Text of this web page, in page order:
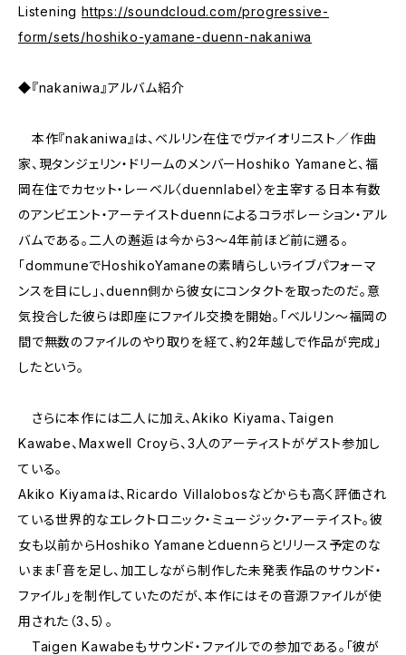
Listening https://soundcloud.com/progressive-
form/sets/hoshiko-yamane-duenn-nakaniwa
◆『nakaniwa』アルバム紹介
本作『nakaniwa』は、ベルリン在住でヴァイオリニスト／作曲
家、現タンジェリン・ドリームのメンバーHoshiko Yamaneと、福
岡在住でカセット・レーベル〈duennlabel〉を主宰する日本有数
のアンビエント・アーテイストduennによるコラボレーション・アル
バムである。二人の邂逅は今から3～4年前ほど前に遡る。
「dommuneでHoshikoYamaneの素晴らしいライブパフォーマ
ンスを目にし」、duenn側から彼女にコンタクトを取ったのだ。意
気投合した彼らは即座にファイル交換を開始。「ベルリン～福岡の
間で無数のファイルのやり取りを経て、約2年越しで作品が完成」
したという。
さらに本作には二人に加え、Akiko Kiyama、Taigen
Kawabe、Maxwell Croyら、3人のアーティストがゲスト参加し
ている。
Akiko Kiyamaは、Ricardo Villalobosなどからも高く評価され
ている世界的なエレクトロニック・ミュージック・アーテイスト。彼
女も以前からHoshiko Yamaneとduennらとリリース予定のな
いまま「音を足し、加工しながら制作した未発表作品のサウンド・
ファイル」を制作していたのだが、本作にはその音源ファイルが使
用された（3、5）。
Taigen Kawabeもサウンド・ファイルでの参加である。「彼が